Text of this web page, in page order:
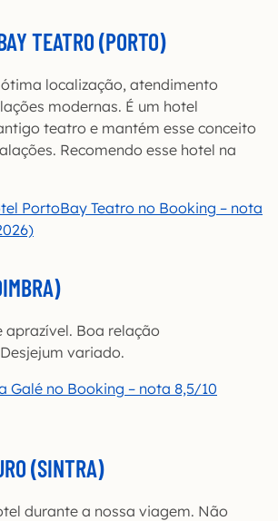
TEATRO (PORTO)
localização, atendimento
modernas. É um hotel
teatro e mantém esse conceito
Recomendo esse hotel na
PortoBay Teatro no Booking – nota
aprazível. Boa relação
variado.
Galé no Booking – nota 8,5/10
(SINTRA)
durante a nossa viagem. Não